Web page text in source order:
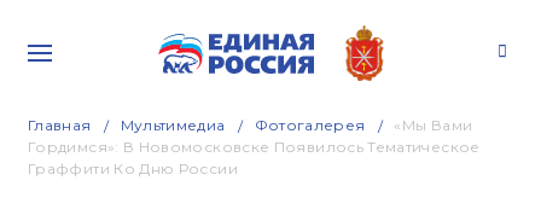
Главная Мультимедиа Фотогалерея
«Мы Вами
Гордимся»: В Новомосковске Появилось Тематическое
Граффити Ко Дню России